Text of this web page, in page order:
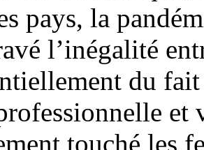
pays, la
l’inégalité
du
et
touché les